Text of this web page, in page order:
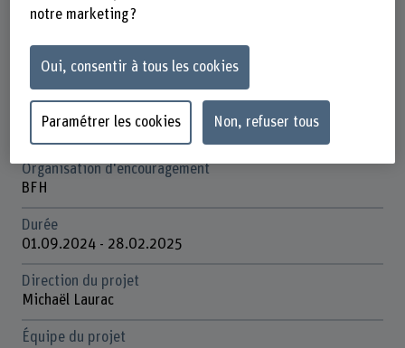
Unité(s) de recherche
I4MI / Digital Health Lab
Champ thématique stratégique
Champ thématique "Transformation numérique centrée sur
Organisation d'encouragement
BFH
Durée
01.09.2024 - 28.02.2025
Direction du projet
Michaël Laurac
Équipe du projet
notre marketing ?
Oui, consentir à tous les cookies
Paramétrer les cookies Non, refuser tous